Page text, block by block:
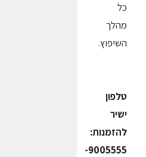
כל
מהלך
השיפוץ.
טלפון
ישיר
להזמנות:
9005555-